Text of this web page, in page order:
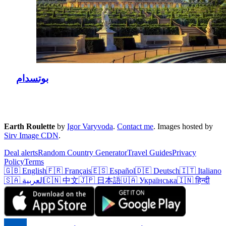
بوتسدام
Earth Roulette by Igor Varyvoda. Contact me. Images hosted by
Sirv Image CDN.
Deal alertsRandom Country GeneratorTravel GuidesPrivacy
PolicyTerms
🇬🇧 English🇫🇷 Français🇪🇸 Español🇩🇪 Deutsch🇮🇹 Italiano
🇸🇦 العربية 🇨🇳 中文🇯🇵 日本語🇺🇦 Українська🇮🇳 हिन्दी